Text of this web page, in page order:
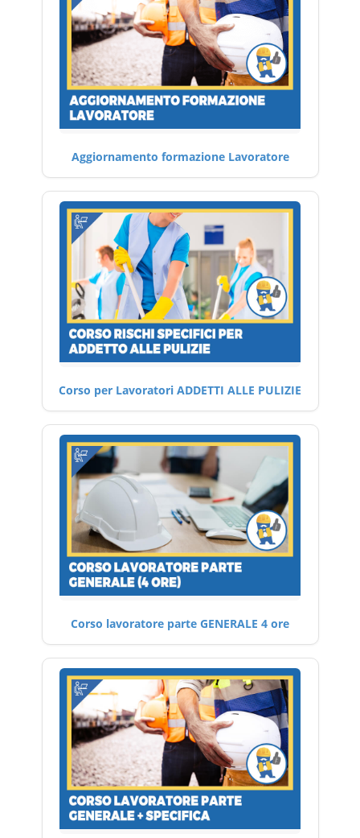
Aggiornamento formazione Lavoratore
Corso per Lavoratori ADDETTI ALLE PULIZIE
Corso lavoratore parte GENERALE 4 ore